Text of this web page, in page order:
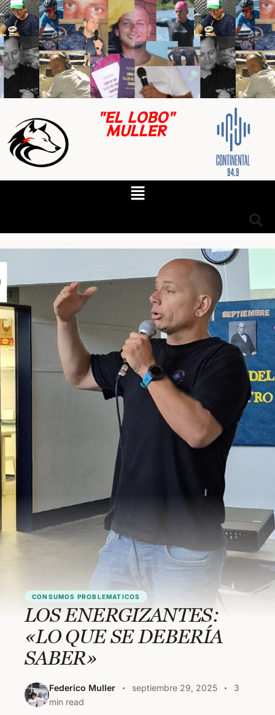
"EL LOBO"
MULLER
CONSUMOS PROBLEMATICOS
LOS ENERGIZANTES:
«LO QUE SE DEBERÍA
SABER»
Federico Muller septiembre 29, 2025
3
min read